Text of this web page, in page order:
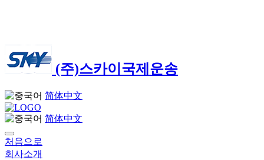
(주)스카이국제운송
简体中文
简体中文
처음으로
회사소개